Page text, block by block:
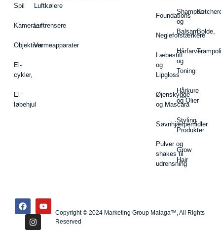
Spil
Kameraer
Objektiver
El-
cykler,
El-
løbehjul
Luftkølere
Luftrensere
Varmeapparater
Foundations
Negleforstærkere
Læbestift
og
Lipgloss
Øjenskygge
og Mascara
Søvnhjælpemidler
Pulver og
shakes til
udrensning
Shampoo
og
Balsam
Hårfarve
og
Toning
Hårkure
og Olier
Styling
Produkter
Grow
Hair
Bolde,
Copyright © 2024 Marketing Group Malaga™, All Rights
Reserved